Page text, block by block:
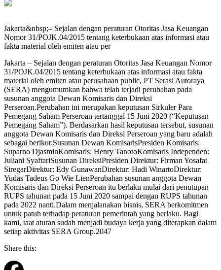
Jakarta&nbsp;– Sejalan dengan peraturan Otoritas Jasa Keuangan
Nomor 31/POJK.04/2015 tentang keterbukaan atas informasi atau
fakta material oleh emiten atau per
Jakarta – Sejalan dengan peraturan Otoritas Jasa Keuangan Nomor
31/POJK.04/2015 tentang keterbukaan atas informasi atau fakta
material oleh emiten atau perusahaan public, PT Serasi Autoraya
(SERA) mengumumkan bahwa telah terjadi perubahan pada
susunan anggota Dewan Komisaris dan Direksi
Perseroan.Perubahan ini merupakan keputusan Sirkuler Para
Pemegang Saham Perseroan tertanggal 15 Juni 2020 (“Keputusan
Pemegang Saham”). Berdasarkan hasil keputusan tersebut, susunan
anggota Dewan Komisaris dan Direksi Perseroan yang baru adalah
sebagai berikut:Susunan Dewan KomisarisPresiden Komisaris:
Suparno DjasminKomisaris: Henry TanotoKomisaris Independen:
Juliani SyaftariSusunan DireksiPresiden Direktur: Firman Yosafat
SiregarDirektur: Edy GunawanDirektur: Hadi WinartoDirektur:
Yudas Tadeus Go Wie LienPerubahan susunan anggota Dewan
Komisaris dan Direksi Perseroan itu berlaku mulai dari penutupan
RUPS tahunan pada 15 Juni 2020 sampai dengan RUPS tahunan
pada 2022 nanti.Dalam menjalanakan bisnis, SERA berkomitmen
untuk patuh terhadap peraturan pemerintah yang berlaku. Bagi
kami, taat aturan sudah menjadi budaya kerja yang diterapkan dalam
setiap aktivitas SERA Group.2047
Share this: